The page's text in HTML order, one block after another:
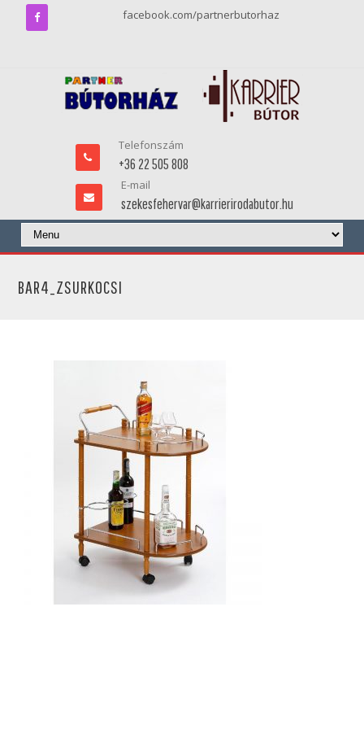
facebook.com/partnerbutorhaz
Telefonszám
+36 22 505 808
E-mail
szekesfehervar@karrierirodabutor.hu
BAR4_ZSURKOCSI